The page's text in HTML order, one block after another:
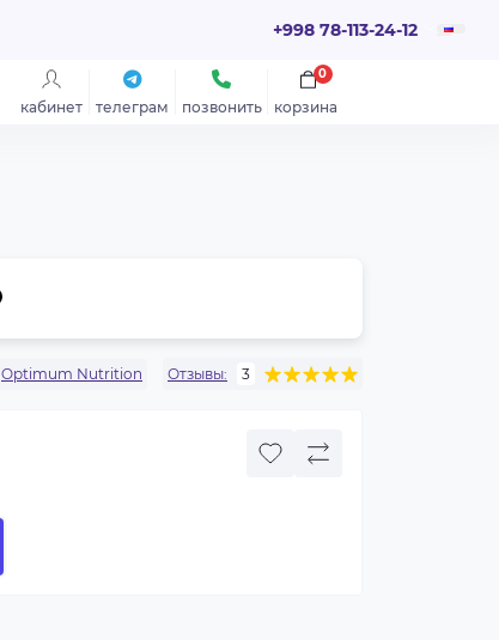
+998 78-113-24-12
кабинет телеграм позвонить корзина
0
Optimum Nutrition Отзывы: 3